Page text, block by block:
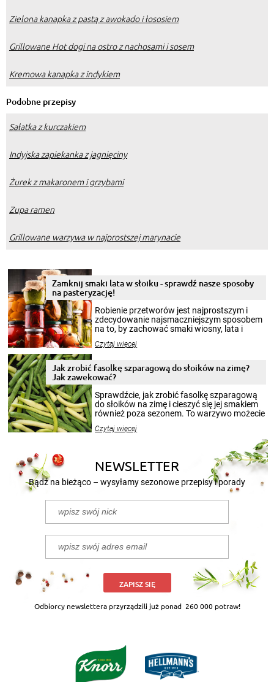
Zielona kanapka z pastą z awokado i łososiem
Grillowane Hot dogi na ostro z nachosami i sosem
Kremowa kanapka z indykiem
Podobne przepisy
Sałatka z kurczakiem
Indyjska zapiekanka z jagnięciny
Żurek z makaronem i grzybami
Zupa ramen
Grillowane warzywa w najprostszej marynacie
Zamknij smaki lata w słoiku - sprawdź nasze sposoby
na pasteryzację!
Robienie przetworów jest najprostszym i
zdecydowanie najsmaczniejszym sposobem
na to, by zachować smaki wiosny, lata i
krajobrazów, by cieszyć nimi oko w sezonie
pełni poczuć atmosferę cieplejszych
miesięcy. Przygotowanie słoików ze
smakowitą zawartością musi obejmować
patenty, które pozwolą zachować świeżość
przetworów.
Czytaj więcej
Jak zrobić fasolkę szparagową do słoików na zimę?
Jak zawekować?
Sprawdźcie, jak zrobić fasolkę szparagową
do słoików na zimę i cieszyć się jej smakiem
również poza sezonem. To warzywo możecie
nasze propozycje!
Czytaj więcej
NEWSLETTER
Bądź na bieżąco – wysyłamy sezonowe przepisy i porady
ZAPISZ SIĘ
Odbiorcy newslettera przyrządzili już ponad 260 000 potraw!